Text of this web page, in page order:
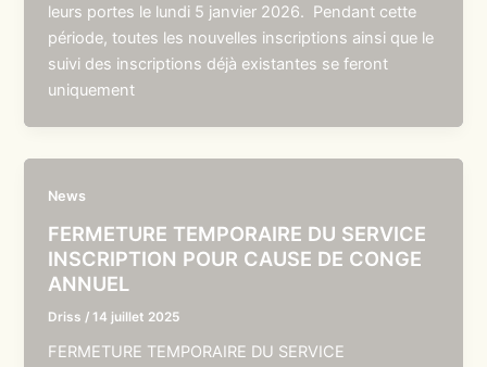
leurs portes le lundi 5 janvier 2026. Pendant cette
période, toutes les nouvelles inscriptions ainsi que le
suivi des inscriptions déjà existantes se feront
uniquement
News
FERMETURE TEMPORAIRE DU SERVICE
INSCRIPTION POUR CAUSE DE CONGE
ANNUEL
Driss /14 juillet 2025
FERMETURE TEMPORAIRE DU SERVICE